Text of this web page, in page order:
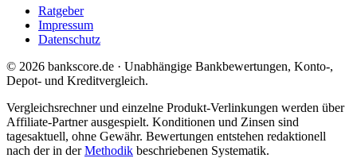
Ratgeber
Impressum
Datenschutz
© 2026 bankscore.de · Unabhängige Bankbewertungen, Konto-,
Depot- und Kreditvergleich.
Vergleichsrechner und einzelne Produkt-Verlinkungen werden über
Affiliate-Partner ausgespielt. Konditionen und Zinsen sind
tagesaktuell, ohne Gewähr. Bewertungen entstehen redaktionell
nach der in derMethodik beschriebenen Systematik.